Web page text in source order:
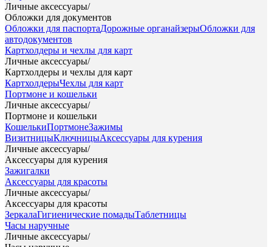
Личные аксессуары/
Обложки для документов
Обложки для паспортаДорожные органайзерыОбложки для
автодокументов
Картхолдеры и чехлы для карт
Личные аксессуары/
Картхолдеры и чехлы для карт
КартхолдерыЧехлы для карт
Портмоне и кошельки
Личные аксессуары/
Портмоне и кошельки
КошелькиПортмонеЗажимы
ВизитницыКлючницыАксессуары для курения
Личные аксессуары/
Аксессуары для курения
Зажигалки
Аксессуары для красоты
Личные аксессуары/
Аксессуары для красоты
ЗеркалаГигиенические помадыТаблетницы
Часы наручные
Личные аксессуары/